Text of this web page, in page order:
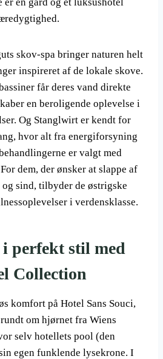
skov-spa bringer naturen helt
inspireret af de lokale skove.
får deres vand direkte
en beroligende oplevelse i
Og Stanglwirt er kendt for
hvor alt fra energiforsyning
er valgt med
dem, der ønsker at slappe af
sind, tilbyder de østrigske
i verdensklasse.
perfekt stil med
Collection
komfort på Hotel Sans Souci,
om hjørnet fra Wiens
selv hotellets pool (den
egen funklende lysekrone. I